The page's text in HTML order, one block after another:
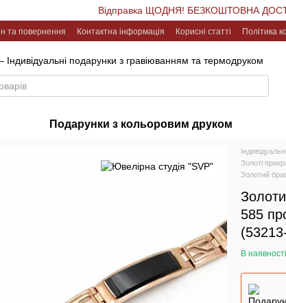
Відправка ЩОДНЯ! БЕЗКОШТОВНА
та повернення Контактна інформація Корисні статті Політика
Індивідуальні подарунки з гравіюванням та термодруком
Подарунки з кольоровим друком
Золоті
Золотий
585
В наявності